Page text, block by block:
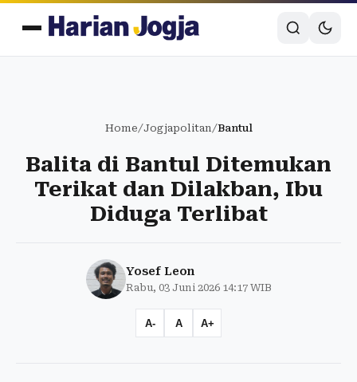
Home/Jogjapolitan/Bantul
Balita di Bantul Ditemukan
Terikat dan Dilakban, Ibu
Diduga Terlibat
Yosef Leon
Rabu, 03 Juni 2026 14:17 WIB
A- A A+